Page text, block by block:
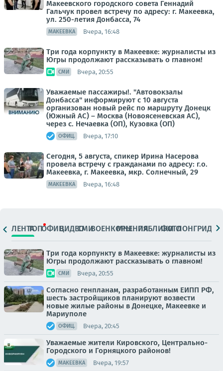
Макеевского городского совета Геннадий
Гальчук провел встречу по адресу: г. Макеевка,
ул. 250-летия Донбасса, 74
МАКЕЕВКА Вчера, 16:48
Три года корпункту в Макеевке: журналисты из
Югры продолжают рассказывать о главном!
СМИ Вчера, 20:55
Уважаемые пассажиры!. "Автовокзалы
Донбасса" информируют с 10 августа
организован новый рейс по маршруту Донецк
(Южный АС) – Москва (Новоясеневская АС),
через с. Нечаевка (ОП), Кузовка (ОП)
ОФИЦ. Вчера, 17:10
Сегодня, 5 августа, спикер Ирина Насерова
провела встречу с гражданами по адресу: г.о.
Макеевка, г. Макеевка, мкр. Солнечный, 29
МАКЕЕВКА Вчера, 16:48
ЛЕНТАТОПОФИЦ.ВИДЕОСМИВОЕНКОРЫМНЕНИЯПАБЛИКИ
ФОТОЛОНГРИДЫ
Три года корпункту в Макеевке: журналисты из
Югры продолжают рассказывать о главном!
СМИ Вчера, 20:55
Согласно генпланам, разработанным ЕИПП РФ,
шесть застройщиков планируют возвести
новые жилые районы в Донецке, Макеевке и
Мариуполе
ОФИЦ. Вчера, 20:45
Уважаемые жители Кировского, Центрально-
Городского и Горняцкого районов!
МАКЕЕВКА Вчера, 19:57